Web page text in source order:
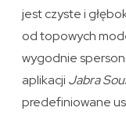
jest czyste i
od topowych
wygodnie
aplikacji Jabra
predefiniowane